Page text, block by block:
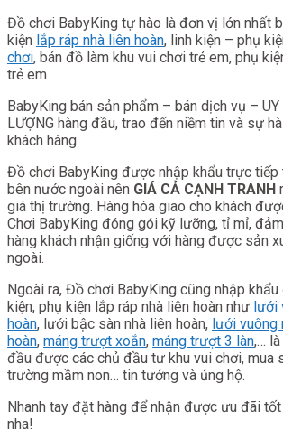
Đồ chơi BabyKing tự hào là đơn vị lớn nhất
kiện lắp ráp nhà liên hoàn, linh kiện – phụ
chơi, bán đồ làm khu vui chơi trẻ em, phụ
trẻ em
BabyKing bán sản phẩm – bán dịch vụ –
LƯỢNG hàng đầu, trao đến niềm tin và sự
khách hàng.
Đồ chơi BabyKing được nhập khẩu trực tiếp
bên nước ngoài nên GIÁ CẢ CẠNH TRANH
giá thị trường. Hàng hóa giao cho khách
Chơi BabyKing đóng gói kỹ lưỡng, tỉ mỉ,
hàng khách nhận giống với hàng được sản
ngoài.
Ngoài ra, Đồ chơi BabyKing cũng nhập
kiện, phụ kiện lắp ráp nhà liên hoàn như lưới
hoàn, lưới bậc sàn nhà liên hoàn, lưới vuông
hoàn, máng trượt xoắn, máng trượt 3 làn,…
đầu được các chủ đầu tư khu vui chơi, mua
trường mầm non… tin tưởng và ủng hộ.
Nhanh tay đặt hàng để nhận được ưu đãi
nha!